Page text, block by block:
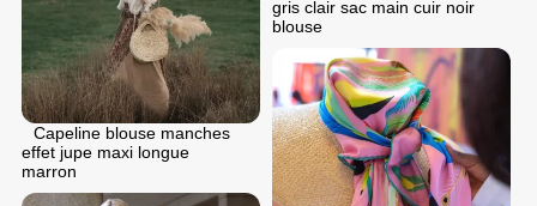
gris clair sac main cuir noir
blouse
Capeline blouse manches
effet jupe maxi longue
marron